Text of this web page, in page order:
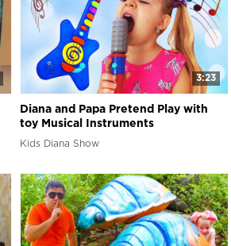
3:23
Diana and Papa Pretend Play with
toy Musical Instruments
Kids Diana Show